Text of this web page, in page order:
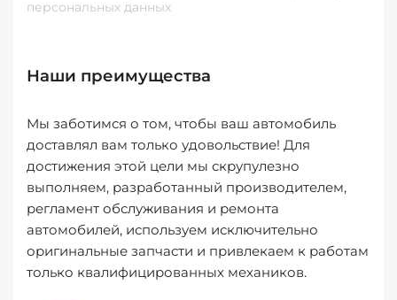
персональных данных
Наши преимущества
Мы заботимся о том, чтобы ваш автомобиль
доставлял вам только удовольствие! Для
достижения этой цели мы скрупулезно
выполняем, разработанный производителем,
регламент обслуживания и ремонта
автомобилей, используем исключительно
оригинальные запчасти и привлекаем к работам
только квалифицированных механиков.